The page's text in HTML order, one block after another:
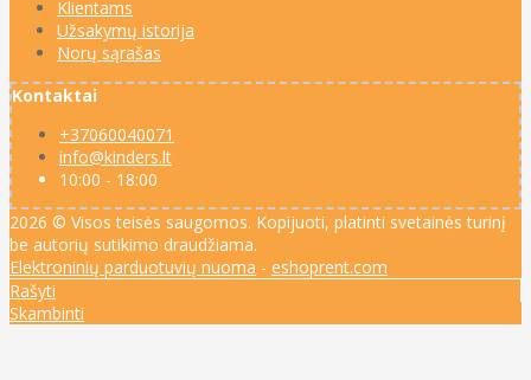
Klientams
Užsakymų istorija
Norų sąrašas
Kontaktai
+37060040071
info@kinders.lt
10:00 - 18:00
2026 © Visos teisės saugomos. Kopijuoti, platinti svetainės turinį
be autorių sutikimo draudžiama.
Elektroninių parduotuvių nuoma - eshoprent.com
Rašyti
Skambinti